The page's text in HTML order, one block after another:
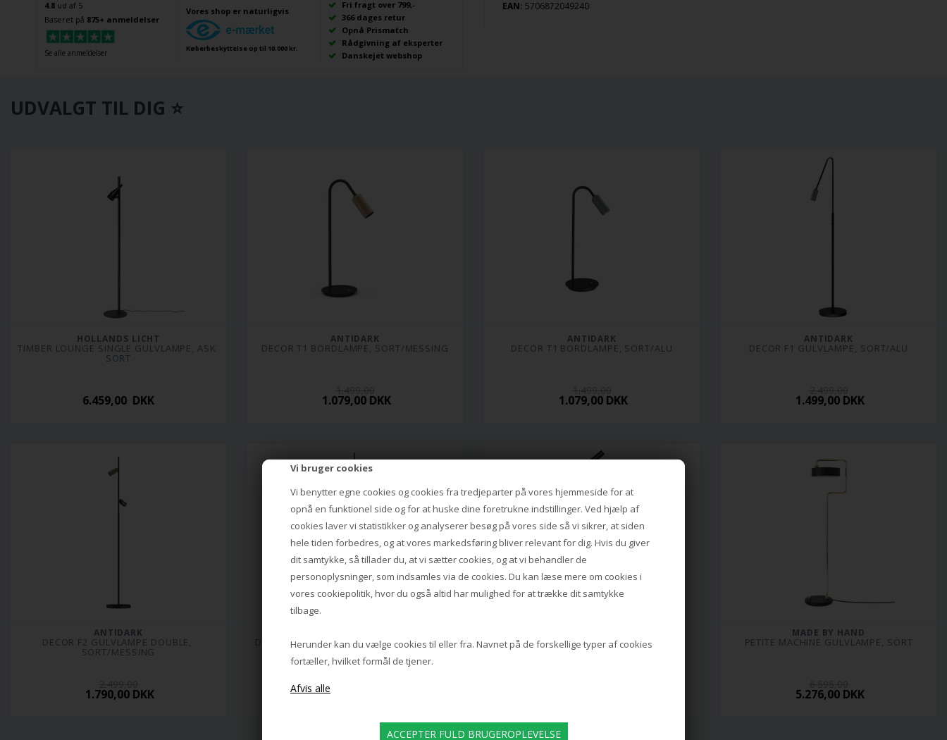
Vi bruger cookies
Vi benytter egne cookies og cookies fra tredjeparter på vores hjemmeside for at
opnå en funktionel side og for at huske dine foretrukne indstillinger. Ved hjælp af
cookies laver vi statistikker og analyserer besøg på vores side så vi sikrer, at siden
hele tiden forbedres, og at vores markedsføring bliver relevant for dig. Hvis du giver
dit samtykke, så tillader du, at vi sætter cookies, og at vi behandler de
personoplysninger, som indsamles via de cookies. Du kan læse mere om cookies i
vores cookiepolitik , hvor du også altid har mulighed for at trække dit samtykke
tilbage.
Herunder kan du vælge cookies til eller fra. Navnet på de forskellige typer af cookies
fortæller, hvilket formål de tjener.
4.8 ud af 5
Baseret på 875+ anmeldelser
Se alle anmeldelser
Vores shop er naturligvis
Køberbeskyttelse op til 10.000 kr.
Fri fragt over 799,-
366 dages retur
Opnå Prismatch
Rådgivning af eksperter
Danskejet webshop
EAN: 5706872049240
UDVALGT TIL DIG ⭐
HOLLANDS LICHT
TIMBER LOUNGE SINGLE GULVLAMPE, ASK
SORT
6.459,00 DKK
ANTIDARK
DECOR T1 BORDLAMPE, SORT/MESSING
1.079,00 DKK
ANTIDARK
DECOR T1 BORDLAMPE, SORT/ALU
1.079,00 DKK
ANTIDARK
DECOR F1 GULVLAMPE, SORT/ALU
1.499,00 DKK
ANTIDARK
DECOR F2 GULVLAMPE DOUBLE,
SORT/MESSING
1.790,00 DKK
DECOR F2 GULVLAMPE DOUBLE, SORT/ALU
1.499,00 DKK
AJ GULVLAMPE, SORT
MADE BY HAND
PETITE MACHINE GULVLAMPE, SORT
5.276,00 DKK